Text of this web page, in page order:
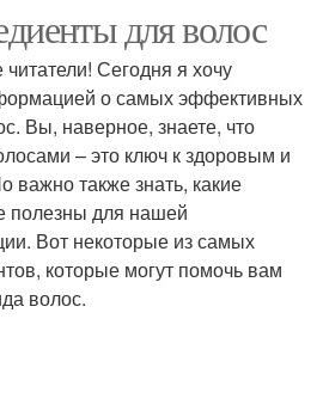
для волос
Сегодня я хочу
о самых эффективных
Вы, наверное, знаете, что
– это ключ к здоровым и
важно также знать, какие
полезны для нашей
Вот некоторые из самых
которые могут помочь вам
волос.